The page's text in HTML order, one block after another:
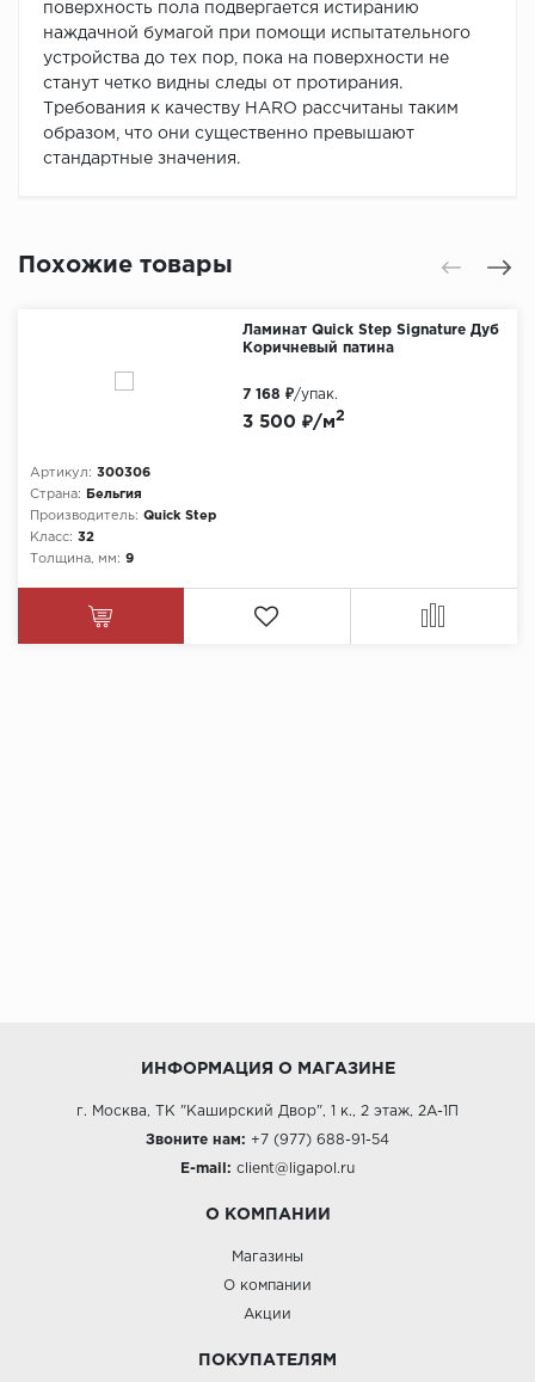
поверхность пола подвергается истиранию
наждачной бумагой при помощи испытательного
устройства до тех пор, пока на поверхности не
станут четко видны следы от протирания.
Требования к качеству HARO рассчитаны таким
образом, что они существенно превышают
стандартные значения.
Похожие товары
Ламинат Quick Step Signature Дуб
Коричневый патина
Артикул: 300306
Страна:
Бельгия
Производитель: Quick Step
Класс: 32
Толщина, мм: 9
3 500 ₽/м2
7 168 ₽/упак.
ИНФОРМАЦИЯ О МАГАЗИНЕ
г. Москва, ТК "Каширский Двор", 1 к., 2 этаж, 2А-1П
Звоните нам: +7 (977) 688-91-54
E-mail: client@ligapol.ru
О КОМПАНИИ
Магазины
О компании
Акции
ПОКУПАТЕЛЯМ